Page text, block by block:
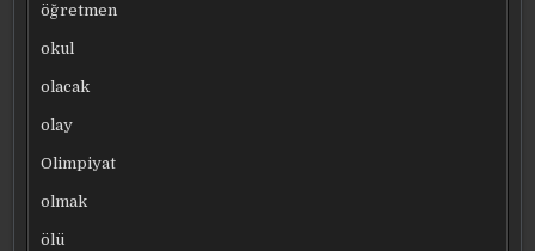
öğretmen
okul
olacak
olay
Olimpiyat
olmak
ölü